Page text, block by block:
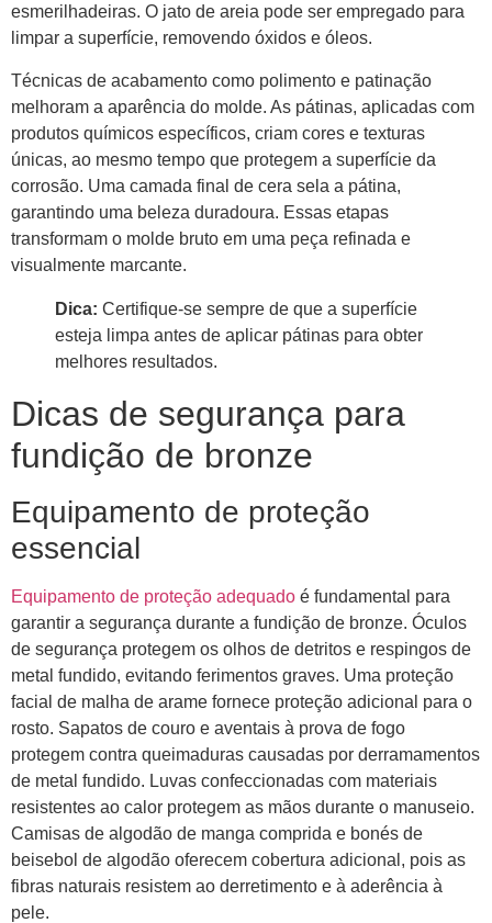
esmerilhadeiras. O jato de areia pode ser empregado para
limpar a superfície, removendo óxidos e óleos.
Técnicas de acabamento como polimento e patinação
melhoram a aparência do molde. As pátinas, aplicadas com
produtos químicos específicos, criam cores e texturas
únicas, ao mesmo tempo que protegem a superfície da
corrosão. Uma camada final de cera sela a pátina,
garantindo uma beleza duradoura. Essas etapas
transformam o molde bruto em uma peça refinada e
visualmente marcante.
Dica: Certifique-se sempre de que a superfície
esteja limpa antes de aplicar pátinas para obter
melhores resultados.
Dicas de segurança para
fundição de bronze
Equipamento de proteção
essencial
Equipamento de proteção adequado é fundamental para
garantir a segurança durante a fundição de bronze. Óculos
de segurança protegem os olhos de detritos e respingos de
metal fundido, evitando ferimentos graves. Uma proteção
facial de malha de arame fornece proteção adicional para o
rosto. Sapatos de couro e aventais à prova de fogo
protegem contra queimaduras causadas por derramamentos
de metal fundido. Luvas confeccionadas com materiais
resistentes ao calor protegem as mãos durante o manuseio.
Camisas de algodão de manga comprida e bonés de
beisebol de algodão oferecem cobertura adicional, pois as
fibras naturais resistem ao derretimento e à aderência à
pele.